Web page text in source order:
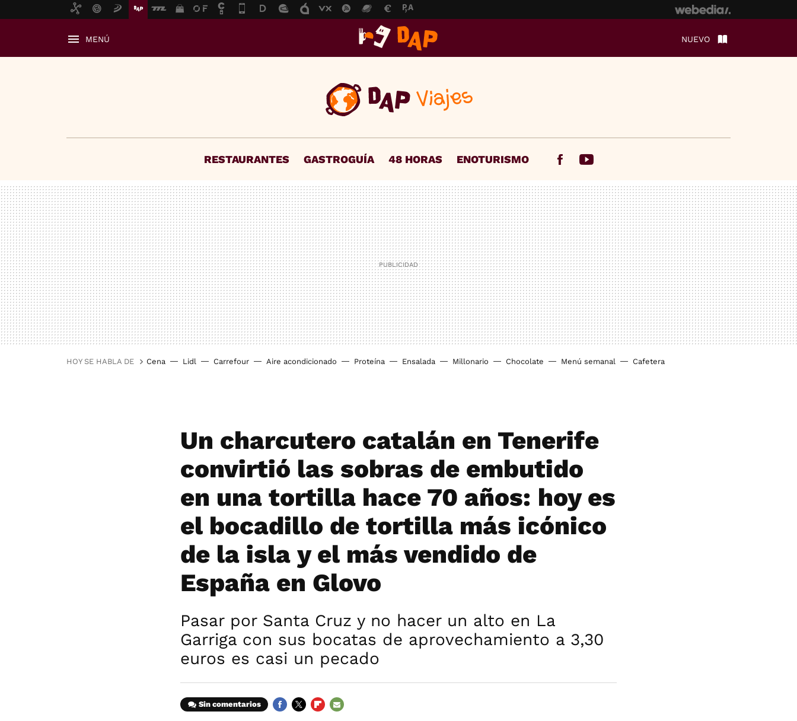
MENÚ NUEVO
RESTAURANTES GASTROGUÍA 48 HORAS ENOTURISMO FacebookYoutube
HOY SE HABLA DE Cena Lidl Carrefour Aire acondicionado Proteína Ensalada Millonario Chocolate Menú semanal Cafetera
Un charcutero catalán en Tenerife
convirtió las sobras de embutido
en una tortilla hace 70 años: hoy es
el bocadillo de tortilla más icónico
de la isla y el más vendido de
España en Glovo
Pasar por Santa Cruz y no hacer un alto en La
Garriga con sus bocatas de aprovechamiento a 3,30
euros es casi un pecado
Sin comentarios